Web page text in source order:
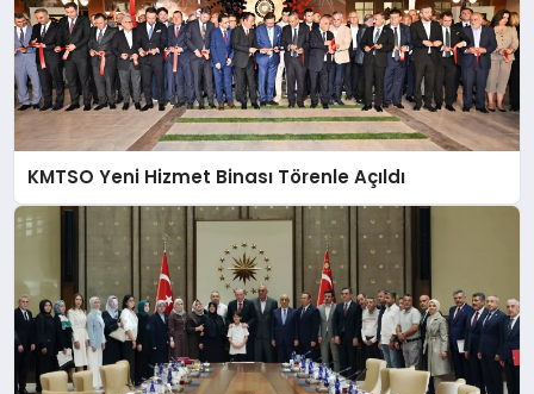
KMTSO Yeni Hizmet Binası Törenle Açıldı